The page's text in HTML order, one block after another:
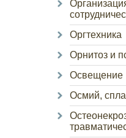
Оргтехника
Орнитоз и
Освещение
Осмий,